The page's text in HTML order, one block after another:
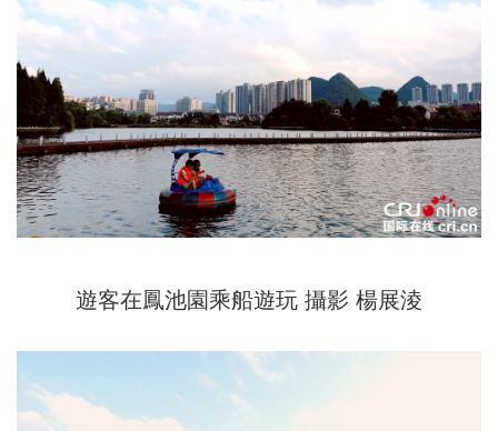
遊客在鳳池園乘船遊玩 攝影 楊展淩